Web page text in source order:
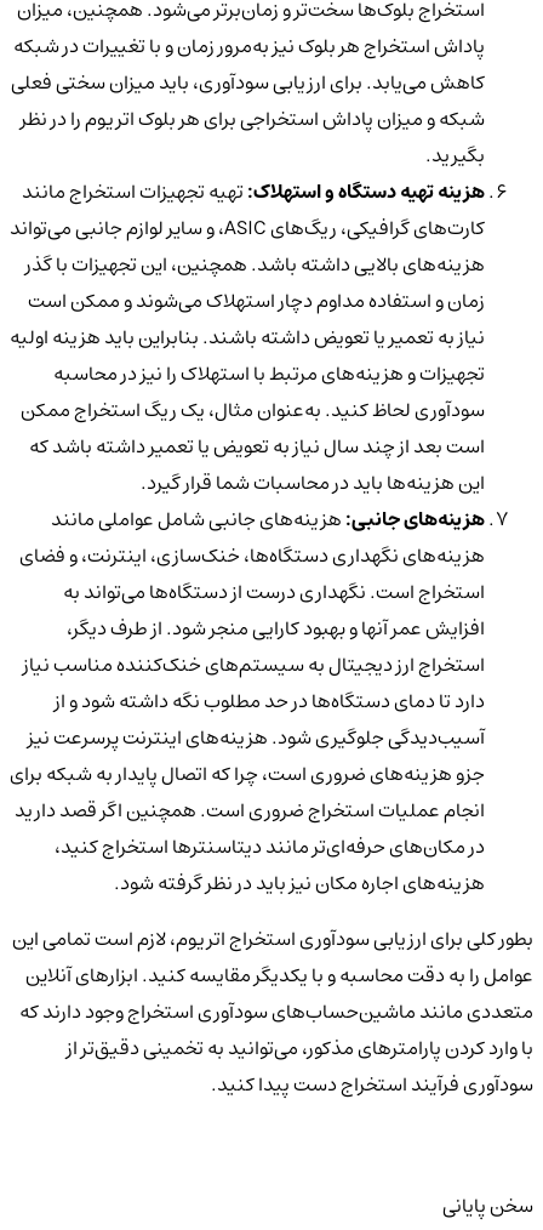
استخراج بلوک‌ها سخت‌تر و زمان‌برتر می‌شود. همچنین، میزان
پاداش استخراج هر بلوک نیز به‌مرور زمان و با تغییرات در شبکه
کاهش می‌یابد. برای ارزیابی سودآوری، باید میزان سختی فعلی
شبکه و میزان پاداش استخراجی برای هر بلوک اتریوم را در نظر
بگیرید.
هزینه تهیه دستگاه و استهلاک:تهیه تجهیزات استخراج مانند
کارت‌های گرافیکی، ریگ‌های ASIC، و سایر لوازم جانبی می‌تواند
هزینه‌های بالایی داشته باشد. همچنین، این تجهیزات با گذر
زمان و استفاده مداوم دچار استهلاک می‌شوند و ممکن است
نیاز به تعمیر یا تعویض داشته باشند. بنابراین باید هزینه اولیه
تجهیزات و هزینه‌های مرتبط با استهلاک را نیز در محاسبه
سودآوری لحاظ کنید. به‌عنوان مثال، یک ریگ استخراج ممکن
است بعد از چند سال نیاز به تعویض یا تعمیر داشته باشد که
این هزینه‌ها باید در محاسبات شما قرار گیرد.
هزینه‌های جانبی:هزینه‌های جانبی شامل عواملی مانند
هزینه‌های نگهداری دستگاه‌ها، خنک‌سازی، اینترنت، و فضای
استخراج است. نگهداری درست از دستگاه‌ها می‌تواند به
افزایش عمر آنها و بهبود کارایی منجر شود. از طرف دیگر،
استخراج ارز دیجیتال به سیستم‌های خنک‌کننده مناسب نیاز
دارد تا دمای دستگاه‌ها در حد مطلوب نگه داشته شود و از
آسیب‌دیدگی جلوگیری شود. هزینه‌های اینترنت پرسرعت نیز
جزو هزینه‌های ضروری است، چرا که اتصال پایدار به شبکه برای
انجام عملیات استخراج ضروری است. همچنین اگر قصد دارید
در مکان‌های حرفه‌ای‌تر مانند دیتاسنترها استخراج کنید،
هزینه‌های اجاره مکان نیز باید در نظر گرفته شود.
بطور کلی برای ارزیابی سودآوری استخراج اتریوم، لازم است تمامی این
عوامل را به دقت محاسبه و با یکدیگر مقایسه کنید. ابزارهای آنلاین
متعددی مانند ماشین‌حساب‌های سودآوری استخراج وجود دارند که
با وارد کردن پارامترهای مذکور، می‌توانید به تخمینی دقیق‌تر از
سودآوری فرآیند استخراج دست پیدا کنید.
سخن پایانی